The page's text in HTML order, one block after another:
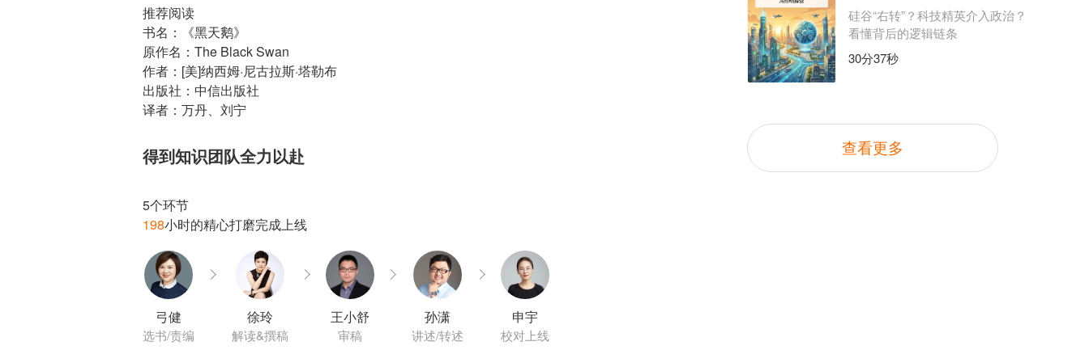
推荐阅读
书名：《黑天鹅》
原作名：The Black Swan
作者：[美]纳西姆·尼古拉斯·塔勒布
出版社：中信出版社
译者：万丹、刘宁
得到知识团队全力以赴
5个环节
198
小时的精心打磨完成上线
弓健
选书/责编
徐玲
解读&撰稿
王小舒
审稿
孙潇
讲述/转述
申宇
校对上线
硅谷“右转”？科技精英介入政治？
看懂背后的逻辑链条
30分37秒
查看更多